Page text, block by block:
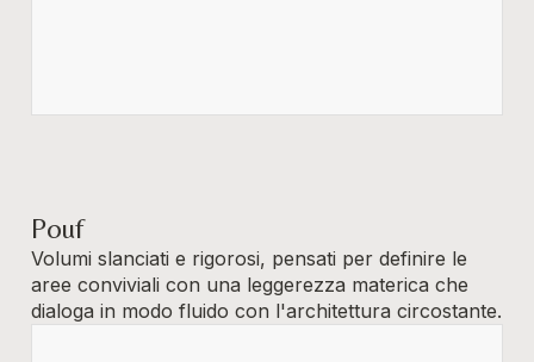
Pouf
Volumi slanciati e rigorosi, pensati per definire le
aree conviviali con una leggerezza materica che
dialoga in modo fluido con l'architettura circostante.